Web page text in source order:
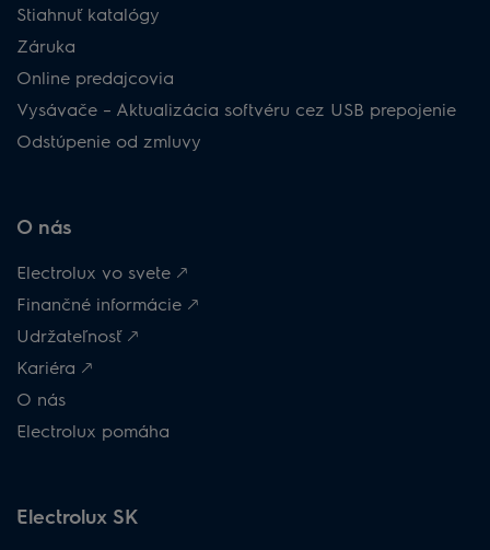
Stiahnuť katalógy
Záruka
Online predajcovia
Vysávače – Aktualizácia softvéru cez USB prepojenie
Odstúpenie od zmluvy
O nás
Electrolux vo svete 🡕
Finančné informácie 🡕
Udržateľnosť 🡕
Kariéra 🡕
O nás
Electrolux pomáha
Electrolux SK